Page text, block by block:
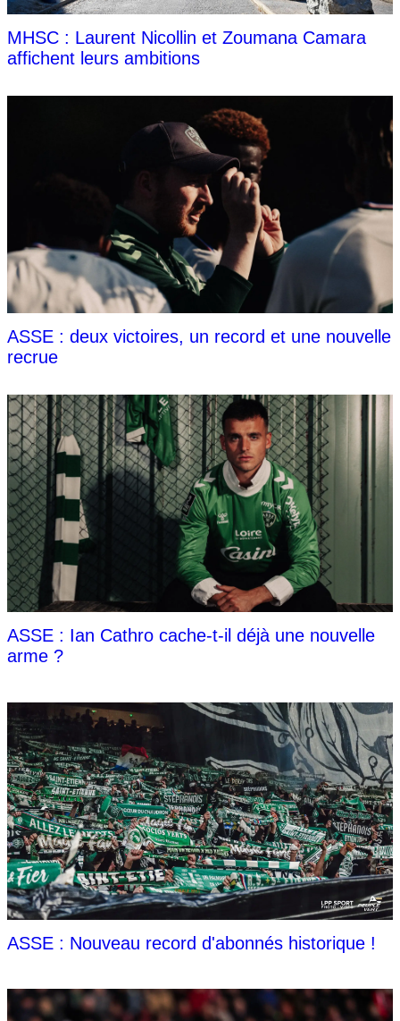
MHSC : Laurent Nicollin et Zoumana Camara
affichent leurs ambitions
ASSE : deux victoires, un record et une nouvelle
recrue
ASSE : Ian Cathro cache-t-il déjà une nouvelle
arme ?
ASSE : Nouveau record d'abonnés historique !